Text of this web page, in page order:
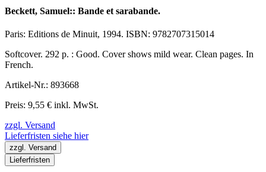
Beckett, Samuel:: Bande et sarabande.
Paris: Editions de Minuit, 1994. ISBN: 9782707315014
Softcover. 292 p. : Good. Cover shows mild wear. Clean pages. In
French.
Artikel-Nr.: 893668
Preis: 9,55 € inkl. MwSt.
zzgl. Versand
Lieferfristen siehe hier
zzgl. Versand
Lieferfristen